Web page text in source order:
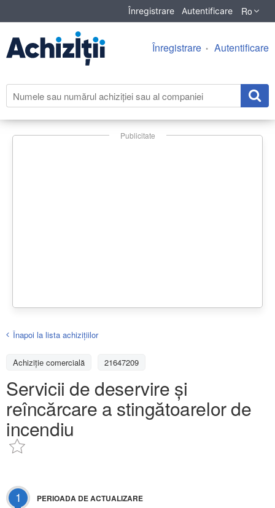
Înregistrare Autentificare Ro
Înregistrare Autentificare
Publicitate
Înapoi la lista achiziţiilor
Achizițiе comercială 21647209
Servicii de deservire și
reîncărcare a stingătoarelor de
incendiu
1 PERIOADA DE ACTUALIZARE